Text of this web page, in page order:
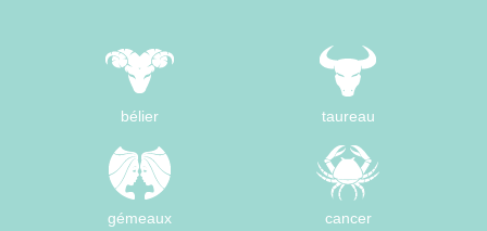
bélier taureau
gémeaux cancer